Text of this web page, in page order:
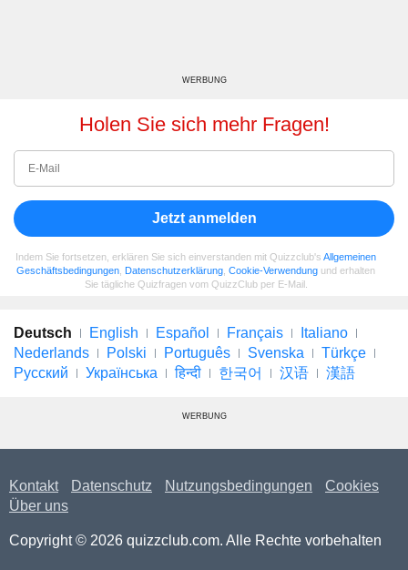
WERBUNG
Holen Sie sich mehr Fragen!
Jetzt anmelden
Indem Sie fortsetzen, erklären Sie sich einverstanden mit Quizzclub's Allgemeinen
Geschäftsbedingungen Datenschutzerklärung Cookie-Verwendung und erhalten
Sie tägliche Quizfragen vom QuizzClub per E-Mail.
Deutsch English Español Français
Italiano
Nederlands
Polski Português Svenska
Türkçe
Русский
Українська हिन्दी 한국어 汉语 漢語
WERBUNG
Kontakt Datenschutz Nutzungsbedingungen
Cookies
Über uns
Copyright © 2026 quizzclub.com. Alle Rechte vorbehalten